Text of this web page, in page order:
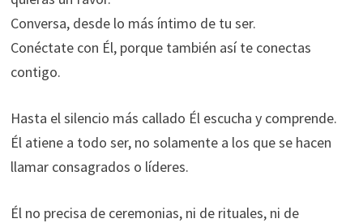
Conversa, desde lo más íntimo de tu ser.
Conéctate con Él, porque también así te conectas
contigo.
Hasta el silencio más callado Él escucha y comprende.
Él atiene a todo ser, no solamente a los que se hacen
llamar consagrados o líderes.
Él no precisa de ceremonias, ni de rituales, ni de